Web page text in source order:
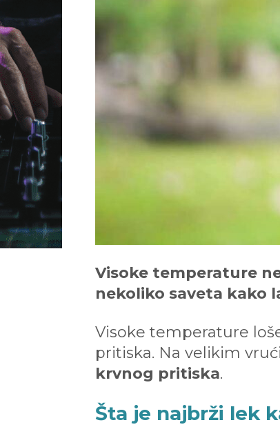
Visoke temperature
nekoliko saveta kako
Visoke temperature
pritiska. Na velikim
krvnog pritiska.
Šta je najbrži lek